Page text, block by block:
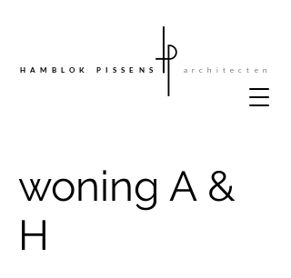
HAMBLOK PISSENS architecten
woning A &
H